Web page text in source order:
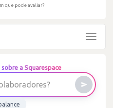
que pode avaliar?
Toggle
a Squarespace
laboradores?